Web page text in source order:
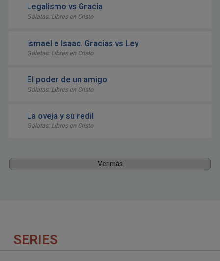
Legalismo vs Gracia
Gálatas: Libres en Cristo
Ismael e Isaac. Gracias vs Ley
Gálatas: Libres en Cristo
El poder de un amigo
Gálatas: Libres en Cristo
La oveja y su redil
Gálatas: Libres en Cristo
Ver más
SERIES